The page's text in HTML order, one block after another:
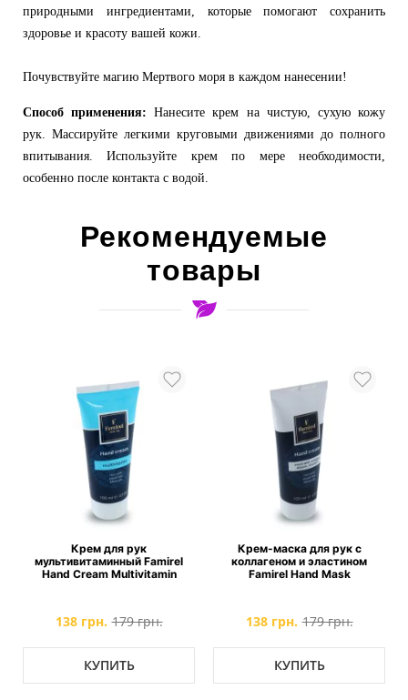
природными ингредиентами, которые помогают сохранить
здоровье и красоту вашей кожи.
Почувствуйте магию Мертвого моря в каждом нанесении!
Способ применения:Нанесите крем на чистую, сухую кожу
рук. Массируйте легкими круговыми движениями до полного
впитывания.Используйте крем по мере необходимости,
особенно после контакта с водой.
Рекомендуемые
товары
Крем для рук
Famirel
Cream Multivitamin
179 грн.
Крем-маска для рук с
коллагеном и эластином
Famirel Hand Mask
179 грн.